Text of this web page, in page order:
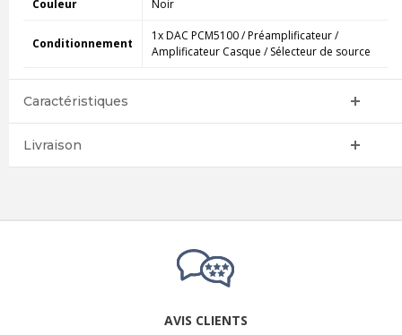
Couleur Noir
Conditionnement
1x DAC PCM5100 / Préamplificateur /
Amplificateur Casque / Sélecteur de source
Caractéristiques
Livraison
AVIS CLIENTS